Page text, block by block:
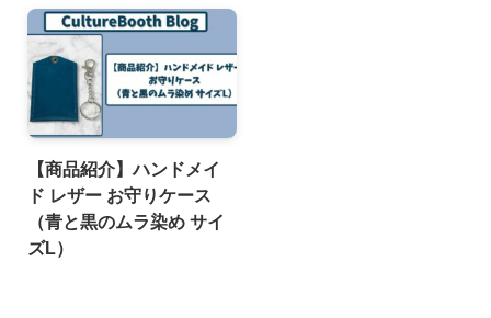
【商品紹介】ハンドメイ
ド レザー お守りケース
（青と黒のムラ染め サイ
ズL）